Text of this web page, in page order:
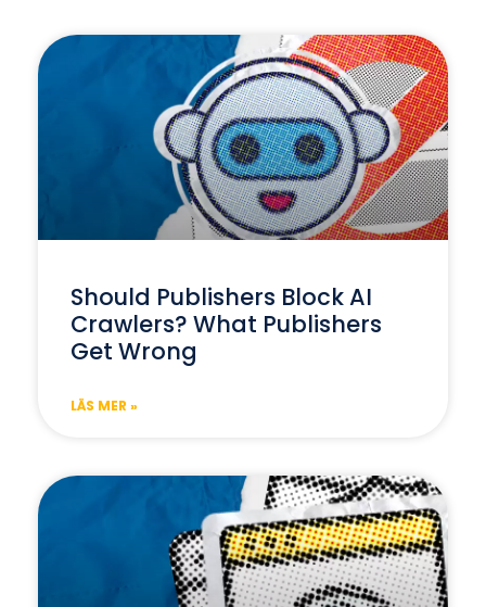
Should Publishers Block AI
Crawlers? What Publishers
Get Wrong
LÄS MER »